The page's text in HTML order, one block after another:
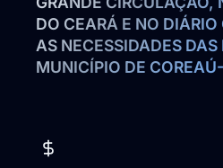
DO CEARÁ E NO
AS NECESSIDADES
MUNICÍPIO DE